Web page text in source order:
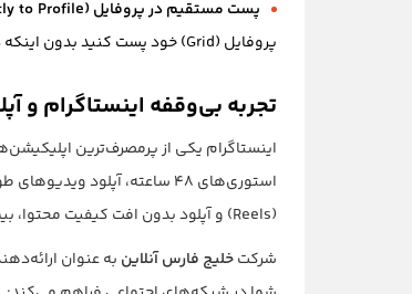
پست مستقیم در پروفایل (Post Directly to Profile):
پروفایل (Grid) خود پست کنید بدون اینکه در فید اصلی (Feed) برای فالوورهایتان نمایش داده شود.
تجربه بی‌وقفه اینستاگرام و
اینستاگرام یکی از پرمصرف‌ترین
استوری‌های ۴۸ ساعته، آپلود
(Reels) و آپلود بدون افت کیفیت محتوا، بیش از پیش اهمیت پیدا می‌کند.
شرکتخلیج فارس آنلاین به عنوان